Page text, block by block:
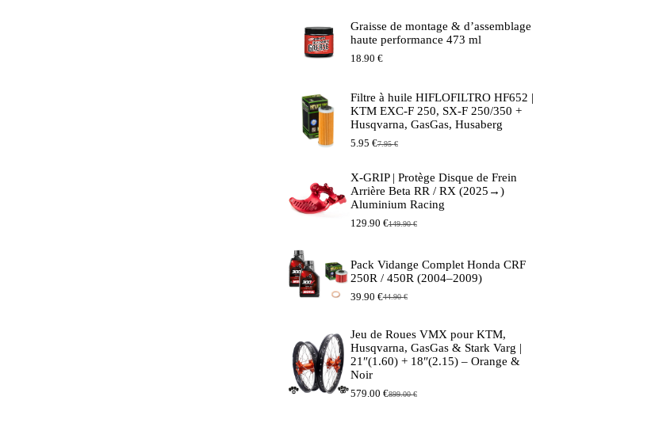
Graisse de montage & d’assemblage
haute performance 473 ml
18.90 €
Filtre à huile HIFLOFILTRO HF652 |
KTM EXC-F 250, SX-F 250/350 +
Husqvarna, GasGas, Husaberg
7.95€
Le
initial
était :
7.95 €.
5.95 €
Le
actuel
est :
5.95 €.
X-GRIP | Protège Disque de Frein
Arrière Beta RR / RX (2025→)
Aluminium Racing
149.90€
Le
était :
149.90 €.
129.90 €
Le
est :
129.90 €.
Pack Vidange Complet Honda CRF
250R / 450R (2004–2009)
44.90€
Le
était :
44.90 €.
39.90 €
Le
est :
39.90 €.
Jeu de Roues VMX pour KTM,
Husqvarna, GasGas & Stark Varg |
21″(1.60) + 18″(2.15) – Orange &
Noir
899.00€
Le
579.00 €
Le